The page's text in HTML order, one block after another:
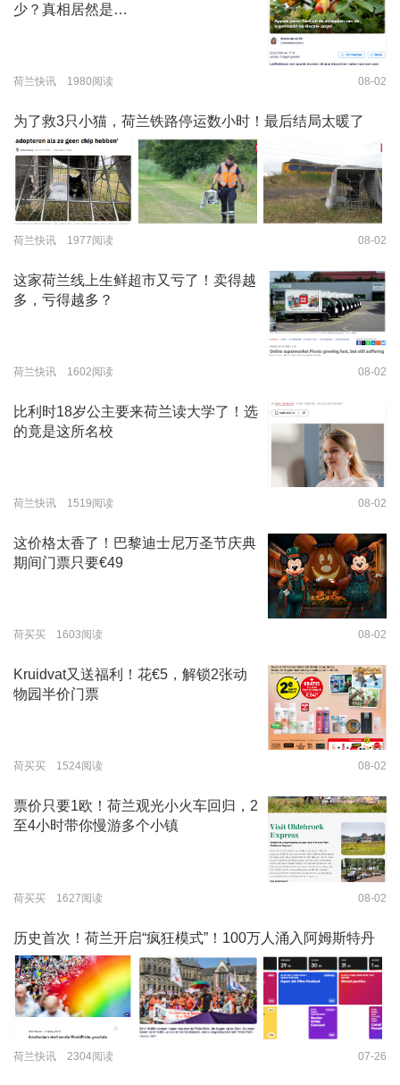
少？真相居然是…
荷兰快讯 1980阅读 08-02
为了救3只小猫，荷兰铁路停运数小时！最后结局太暖了
荷兰快讯 1977阅读 08-02
这家荷兰线上生鲜超市又亏了！卖得越
多，亏得越多？
荷兰快讯 1602阅读 08-02
比利时18岁公主要来荷兰读大学了！选
的竟是这所名校
荷兰快讯 1519阅读 08-02
这价格太香了！巴黎迪士尼万圣节庆典
期间门票只要€49
荷买买 1603阅读 08-02
Kruidvat又送福利！花€5，解锁2张动
物园半价门票
荷买买 1524阅读 08-02
票价只要1欧！荷兰观光小火车回归，2
至4小时带你慢游多个小镇
荷买买 1627阅读 08-02
历史首次！荷兰开启“疯狂模式”！100万人涌入阿姆斯特丹
荷兰快讯 2304阅读 07-26